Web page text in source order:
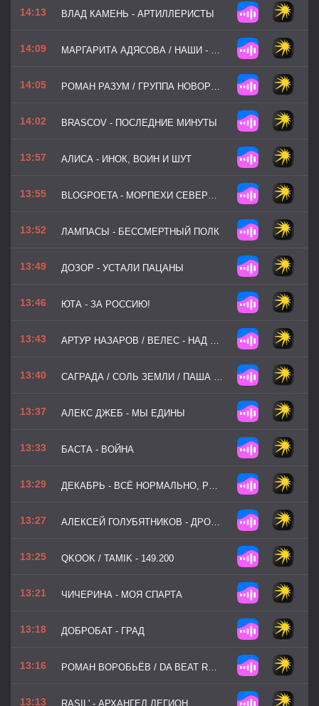
14:13 ВЛАД КАМЕНЬ - АРТИЛЛЕРИСТЫ
14:09 МАРГАРИТА АДЯСОВА / НАШИ - ВОЗВРАЩАЙТЕСЬ
14:05 РОМАН РАЗУМ / ГРУППА НОВОРОССИЯ - РАБОТАЙТЕ, БРАТЬЯ!
14:02 BRASCOV - ПОСЛЕДНИЕ МИНУТЫ
13:57 АЛИСА - ИНОК, ВОИН И ШУТ
13:55 BLOGPOETA - МОРПЕХИ СЕВЕРНОГО ФЛОТА
13:52 ЛАМПАСЫ - БЕССМЕРТНЫЙ ПОЛК
13:49 ДОЗОР - УСТАЛИ ПАЦАНЫ
13:46 ЮТА - ЗА РОССИЮ!
13:43 АРТУР НАЗАРОВ / ВЕЛЕС - НАД ДОНБАССОМ
13:40 САГРАДА / СОЛЬ ЗЕМЛИ / ПАША НЭРО - ТАКТИКА ВЫЖЖЕНОЙ ЗЕМЛИ
13:37 АЛЕКС ДЖЕБ - МЫ ЕДИНЫ
13:33 БАСТА - ВОЙНА
13:29 ДЕКАБРЬ - ВСЁ НОРМАЛЬНО, РЕБЯТ
13:27 АЛЕКСЕЙ ГОЛУБЯТНИКОВ - ДРОНОВОДЫ
13:25 QKOOK / TAMIK - 149.200
13:21 ЧИЧЕРИНА - МОЯ СПАРТА
13:18 ДОБРОБАТ - ГРАД
13:16 РОМАН ВОРОБЬЁВ / DA BEAT RECORDZ - ДУША СОЛДАТА
13:13 RASIL' - АРХАНГЕЛ ЛЕГИОН